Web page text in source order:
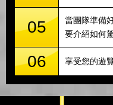
05
當團隊準備
要介紹如何
06 享受您的遊